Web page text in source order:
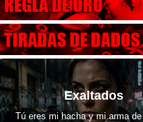
Exaltados
Tú eres mi hacha y mi arma de